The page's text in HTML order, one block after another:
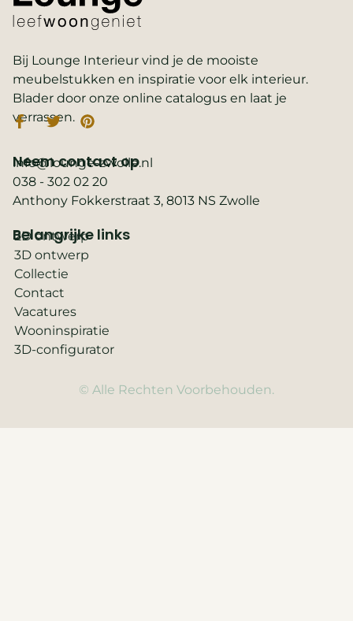
Bij Lounge Interieur vind je de mooiste
meubelstukken en inspiratie voor elk interieur.
Blader door onze online catalogus en laat je
verrassen.
Belangrijke links
2D ontwerp
3D ontwerp
Collectie
Contact
Vacatures
Wooninspiratie
3D-configurator
Neem contact op
info@lounge-zwolle.nl
038 - 302 02 20
Anthony Fokkerstraat 3, 8013 NS Zwolle
© Alle Rechten Voorbehouden.